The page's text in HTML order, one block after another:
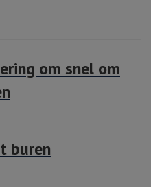
om snel om
buren